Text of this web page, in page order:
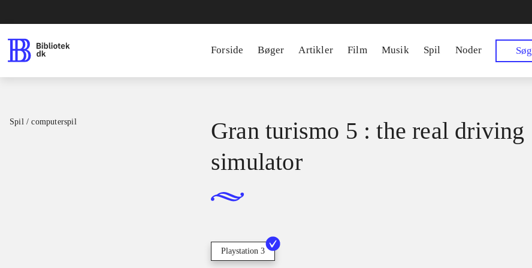
Forside Bøger Artikler Film Musik Spil Noder Søg
Spil / computerspil
Gran turismo 5 : the real driving
simulator
Playstation 3